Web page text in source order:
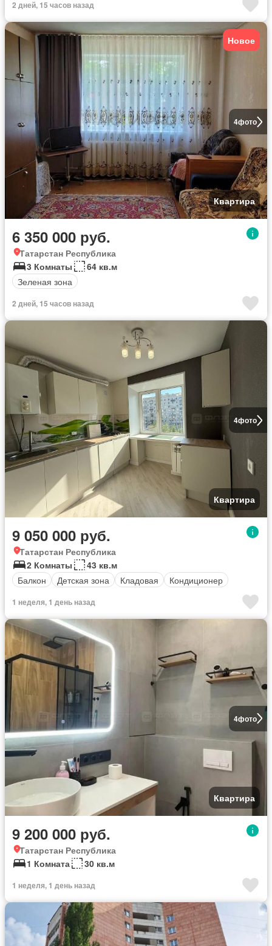
2 дней, 15 часов назад
4фото
Новое
Квартира
6 350 000 руб.
Татарстан Республика
3 Комнаты
64 кв.м
Зеленая зона
2 дней, 15 часов назад
4фото
Квартира
9 050 000 руб.
Татарстан Республика
2 Комнаты
43 кв.м
Балкон
Детская зона Кладовая Кондиционер
1 неделя, 1 день назад
4фото
Квартира
9 200 000 руб.
Татарстан Республика
1 Комната
30 кв.м
1 неделя, 1 день назад